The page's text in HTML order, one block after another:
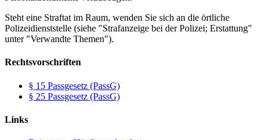
Steht eine Straftat im Raum, wenden Sie sich an die örtliche
Polizeidienststelle (siehe "Strafanzeige bei der Polizei; Erstattung"
unter "Verwandte Themen").
Rechtsvorschriften
§ 15 Passgesetz (PassG)
§ 25 Passgesetz (PassG)
Links